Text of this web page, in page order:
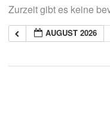
Zurzeit gibt es keine
AUGUST 2026